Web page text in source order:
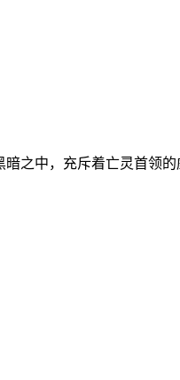
之中，充斥着亡灵首领